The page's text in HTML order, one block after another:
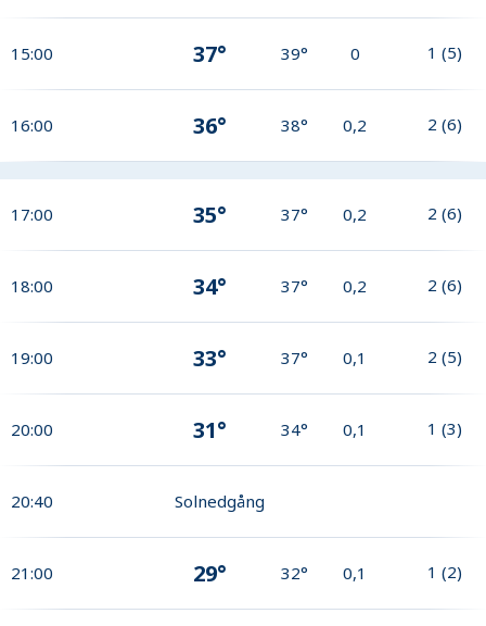
15:00 37° 39° 0 1 (5)
16:00 36° 38° 0,2 2 (6)
17:00 35° 37° 0,2 2 (6)
18:00 34° 37° 0,2 2 (6)
19:00 33° 37° 0,1 2 (5)
20:00 31° 34° 0,1 1 (3)
20:40 Solnedgång
21:00 29° 32° 0,1 1 (2)